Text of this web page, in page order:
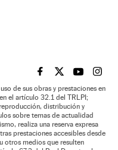
EL PAÍS BRASIL EN
EL PAÍSEL PAÍS
EL
de sus obras y prestaciones en
el artículo 32.1 del TRLPI;
distribución y
sobre temas de actualidad
realiza una reserva expresa
prestaciones accesibles desde
otros medios que resulten